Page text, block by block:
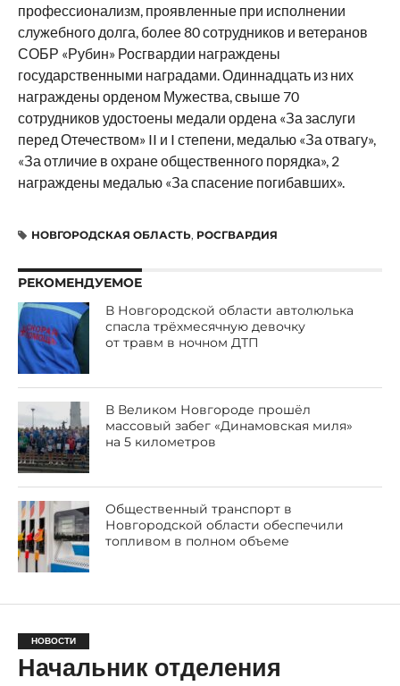
профессионализм, проявленные при исполнении
служебного долга, более 80 сотрудников и ветеранов
СОБР «Рубин» Росгвардии награждены
государственными наградами. Одиннадцать из них
награждены орденом Мужества, свыше 70
сотрудников удостоены медали ордена «За заслуги
перед Отечеством» II и I степени, медалью «За отвагу»,
«За отличие в охране общественного порядка», 2
награждены медалью «За спасение погибавших».
НОВГОРОДСКАЯ ОБЛАСТЬ, РОСГВАРДИЯ
РЕКОМЕНДУЕМОЕ
В Новгородской области автолюлька
спасла трёхмесячную девочку
от травм в ночном ДТП
В Великом Новгороде прошёл
массовый забег «Динамовская миля»
на 5 километров
Общественный транспорт в
Новгородской области обеспечили
топливом в полном объеме
НОВОСТИ
Начальник отделения